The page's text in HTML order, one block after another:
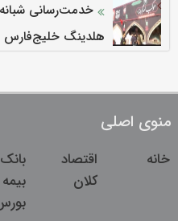
خدمت‌رسانی
هلدینگ خلیج‌فارس
منوی اصلی
خانه
اقتصاد
کلان